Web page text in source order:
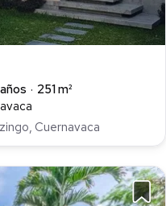
251 m²
Cuernavaca